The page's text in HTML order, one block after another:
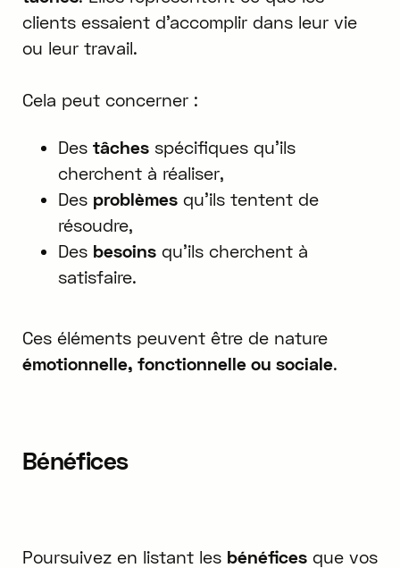
clients essaient d'accomplir dans leur vie
ou leur travail.
Cela peut concerner :
Des tâchesspécifiques qu'ils
cherchent à réaliser,
Des problèmesqu'ils tentent de
résoudre,
Des besoinsqu'ils cherchent à
satisfaire.
Ces éléments peuvent être de nature
émotionnelle, fonctionnelle ou sociale.
Bénéfices
Poursuivez en listant les bénéficesque vos